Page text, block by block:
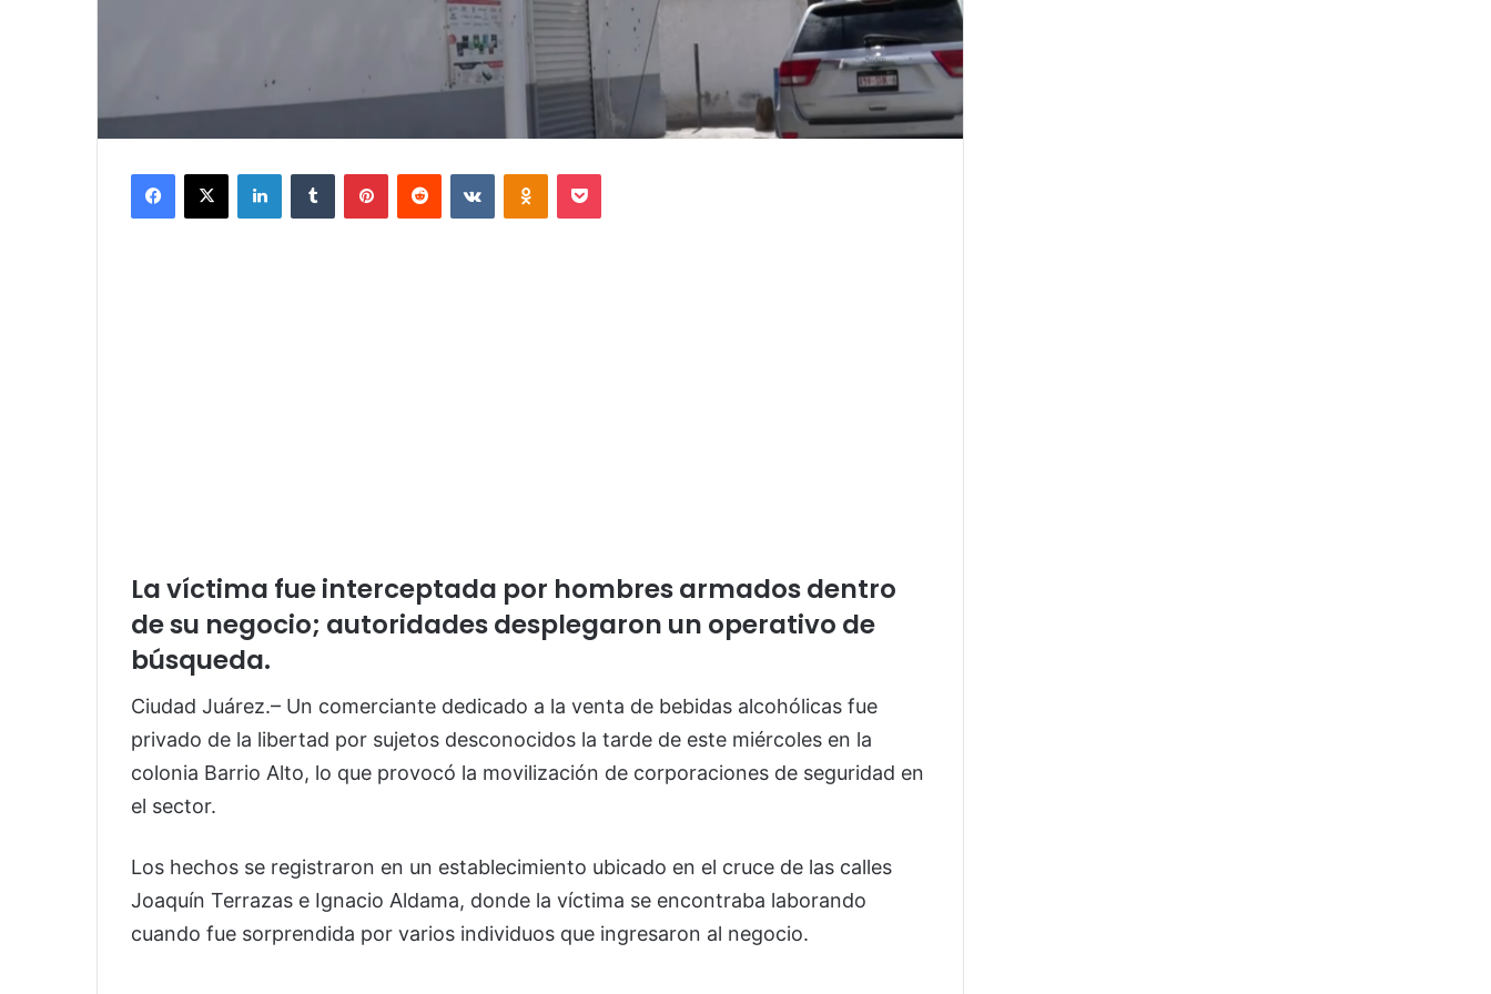
Facebook
X LinkedInTumblr PinterestReddit VKontakteOdnoklassniki
Pocket
La víctima fue interceptada por hombres armados dentro
de su negocio; autoridades desplegaron un operativo de
búsqueda.
Ciudad Juárez.– Un comerciante dedicado a la venta de bebidas alcohólicas fue
privado de la libertad por sujetos desconocidos la tarde de este miércoles en la
colonia Barrio Alto, lo que provocó la movilización de corporaciones de seguridad en
el sector.
Los hechos se registraron en un establecimiento ubicado en el cruce de las calles
Joaquín Terrazas e Ignacio Aldama, donde la víctima se encontraba laborando
cuando fue sorprendida por varios individuos que ingresaron al negocio.